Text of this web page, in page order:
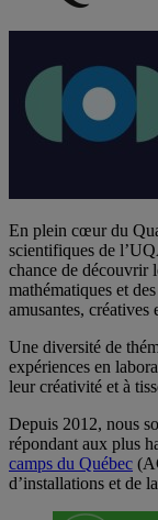
En plein cœur du
scientifiques de
chance de découvrir
mathématiques et
amusantes, créatives
Une diversité de
expériences en
leur créativité et à
Depuis 2012, nous
répondant aux plus
camps du Québec
d’installations et de